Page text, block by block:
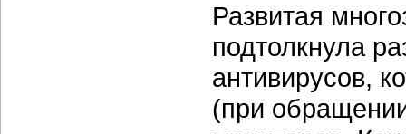
Развитая
подтолкнула
антивирусов,
(при